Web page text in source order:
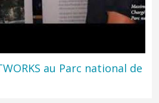
au Parc national de